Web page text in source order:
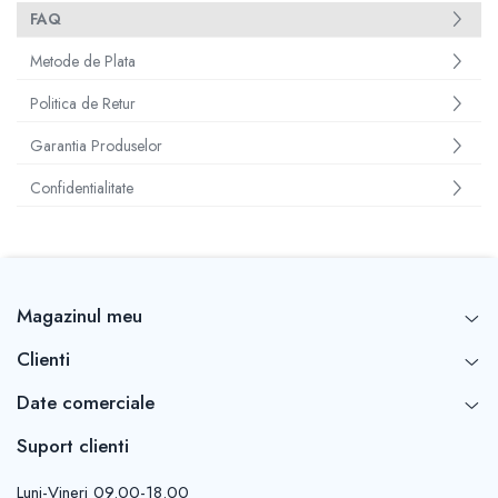
FAQ
Metode de Plata
Politica de Retur
Garantia Produselor
Confidentialitate
Magazinul meu
Clienti
Date comerciale
Suport clienti
Luni-Vineri 09.00-18.00